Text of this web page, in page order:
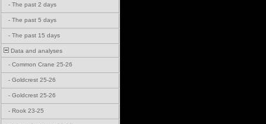
- The past 2 days
- The past 5 days
- The past 15 days
Data and analyses
- Common Crane 25-26
- Goldcrest 25-26
- Goldcrest 25-26
- Rook 23-25